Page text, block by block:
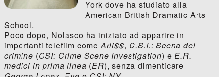
York dove ha studiato alla
American British Dramatic Arts
School.
Poco dopo, Nolasco ha iniziato ad apparire in
importanti telefilm comeArli$$, C.S.I.: Scena del
crimine (CSI: Crime Scene Investigation) e E.R.
medici in prima linea (ER), senza dimenticare